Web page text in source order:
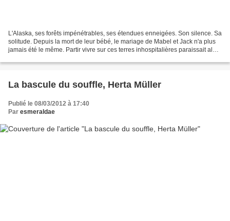
L'Alaska, ses forêts impénétrables, ses étendues enneigées. Son silence. Sa
solitude. Depuis la mort de leur bébé, le mariage de Mabel et Jack n'a plus
jamais été le même. Partir vivre sur ces terres inhospitalières paraissait alors
La bascule du souffle, Herta Müller
Publié le 08/03/2012 à 17:40
Par esmeraldae